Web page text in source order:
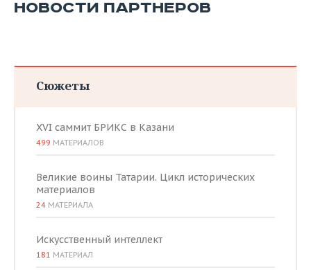
НОВОСТИ ПАРТНЕРОВ
Сюжеты
XVI саммит БРИКС в Казани
499 МАТЕРИАЛОВ
Великие воины Татарии. Цикл исторических
материалов
24 МАТЕРИАЛА
Искусственный интеллект
181 МАТЕРИАЛ